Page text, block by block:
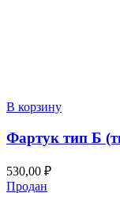
В корзину
Фартук тип Б
530,00 ₽
Продан